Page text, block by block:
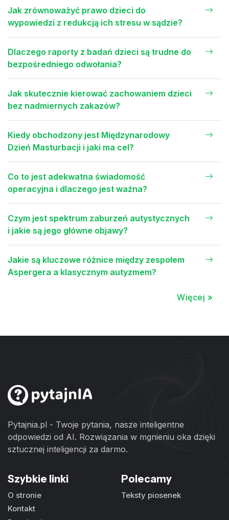
Jak zrównoważyć prawo dzieci do
wypowiedzi z redukcją ich stresu w sądzie?
Dlaczego raporty z badań dzieci są trudne do
bezpośredniego odwołania?
Jak skutecznie kierować zachowaniem dzieci
bez nadmiernych zakazów?
Kiedy obchodzony jest Międzynarodowy
Dzień Masturbacji i jaki ma cel?
Co to jest adekwatna świadomość
operacyjna i dlaczego jest ważna?
Czym jest spektrum zaburzeń autystycznych
i jakie są jego główne objawy?
Jakie są kluczowe różnice między zespołem
Aspergera a klasycznym autyzmem?
Więcej »
Pytajnia.pl - Twoje pytania, nasze inteligentne
odpowiedzi od AI. Rozwiązania w mgnieniu oka dzięki
sztucznej inteligencji za darmo.
Szybkie linki
O stronie
Kontakt
Polecamy
Teksty piosenek